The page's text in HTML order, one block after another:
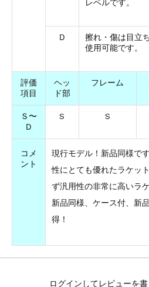
レベルです。
Ｄ
擦れ・傷は目立
使用可能です。
評価
項目
ヘッ
ド部
フレーム
Ｓ〜
Ｄ
S S
コメ
ント
現行モデル！新品同様で
性にとても優れたラケッ
ず汎用性の非常に高いラ
新品同様、ケース付、新
得！
ログインしてレビューを書